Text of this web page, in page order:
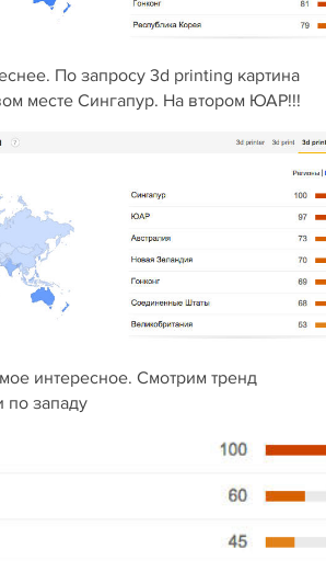
По запросу 3d printing картина
месте Сингапур. На втором ЮАР!!!
интересное. Смотрим тренд
по западу